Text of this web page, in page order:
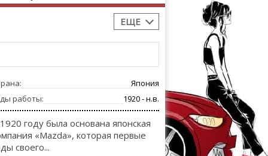
ЕЩЕ
Япония
работы:
1920 - н.в.
году была основана японская
«Mazda», которая первые
своего...